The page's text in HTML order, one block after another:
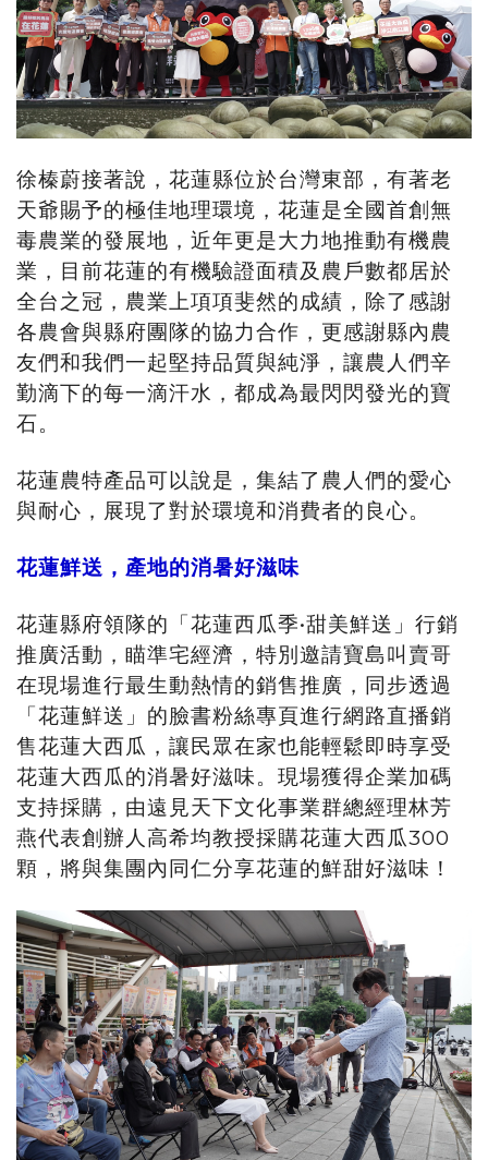
徐榛蔚接著說，花蓮縣位於台灣東部，有著老
天爺賜予的極佳地理環境，花蓮是全國首創無
毒農業的發展地，近年更是大力地推動有機農
業，目前花蓮的有機驗證面積及農戶數都居於
全台之冠，農業上項項斐然的成績，除了感謝
各農會與縣府團隊的協力合作，更感謝縣內農
友們和我們一起堅持品質與純淨，讓農人們辛
勤滴下的每一滴汗水，都成為最閃閃發光的寶
石。
花蓮農特產品可以說是，集結了農人們的愛心
與耐心，展現了對於環境和消費者的良心。
花蓮鮮送，產地的消暑好滋味
花蓮縣府領隊的「花蓮西瓜季•甜美鮮送」行銷
推廣活動，瞄準宅經濟，特別邀請寶島叫賣哥
在現場進行最生動熱情的銷售推廣，同步透過
「花蓮鮮送」的臉書粉絲專頁進行網路直播銷
售花蓮大西瓜，讓民眾在家也能輕鬆即時享受
花蓮大西瓜的消暑好滋味。現場獲得企業加碼
支持採購，由遠見天下文化事業群總經理林芳
燕代表創辦人高希均教授採購花蓮大西瓜300
顆，將與集團內同仁分享花蓮的鮮甜好滋味！